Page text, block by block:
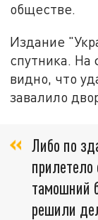
обществе.
Издание
спутника. На
видно, что
завалило
Либо по
прилетело
тамошний
решили